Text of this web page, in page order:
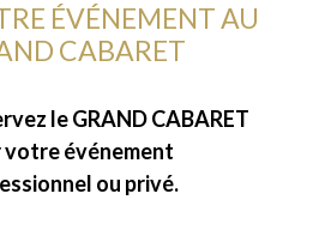
ÉVÉNEMENT AU
CABARET
le GRAND CABARET
votre événement
ou privé.